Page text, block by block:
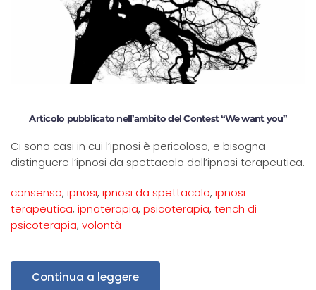
Articolo pubblicato nell’ambito del Contest “We want you”
Ci sono casi in cui l’ipnosi è pericolosa, e bisogna
distinguere l’ipnosi da spettacolo dall’ipnosi terapeutica.
consenso, ipnosi, ipnosi da spettacolo, ipnosi
terapeutica, ipnoterapia, psicoterapia, tench di
psicoterapia, volontà
Continua a leggere